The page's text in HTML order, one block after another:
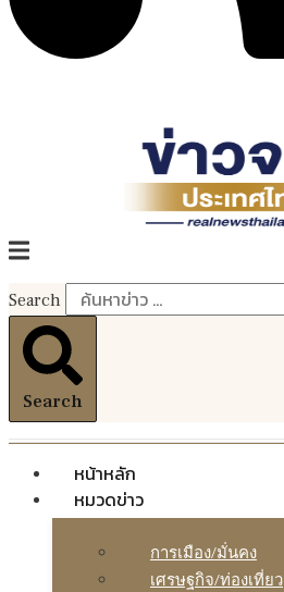
Search
Search
หน้าหลัก
หมวดข่าว
การเมือง/มั่นคง
เศรษฐกิจ/ท่องเที่ยว